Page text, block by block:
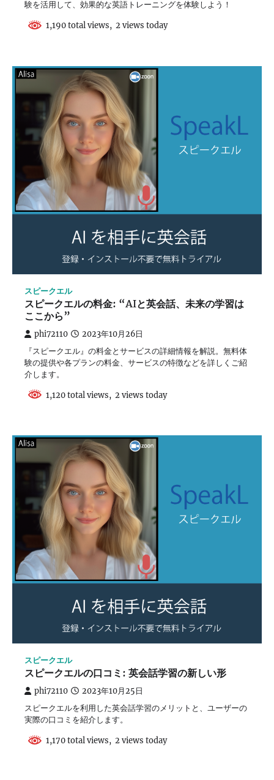
験を活用して、効果的な英語トレーニングを体験しよう！
1,190 total views, 2 views today
スピークエル
スピークエルの料金: “AIと英会話、未来の学習は
ここから”
phi72110 2023年10月26日
『スピークエル』の料金とサービスの詳細情報を解説。無料体
験の提供や各プランの料金、サービスの特徴などを詳しくご紹
介します。
1,120 total views, 2 views today
スピークエル
​スピークエルの口コミ: 英会話学習の新しい形
phi72110 2023年10月25日
スピークエルを利用した英会話学習のメリットと、ユーザーの
実際の口コミを紹介します。
1,170 total views, 2 views today